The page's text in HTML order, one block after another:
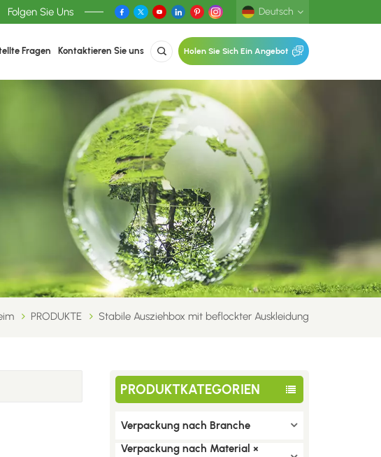
Folgen Sie Uns Deutsch
Deutsch
Fragen Kontaktieren Sie uns Holen Sie Sich Ein Angebot
PRODUKTE Stabile Ausziehbox mit beflockter Auskleidung
PRODUKTKATEGORIEN
Verpackung nach Branche
Verpackung nach Material ×